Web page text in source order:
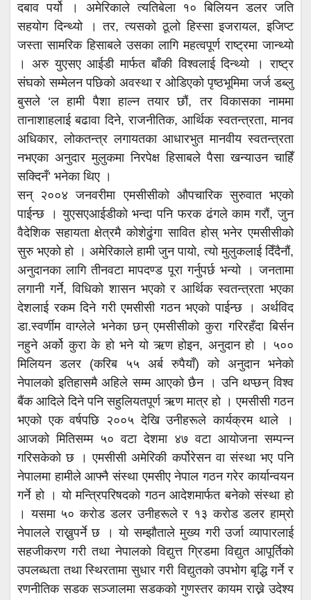
दबाव पर्यो । अमेरिकाले त्यतिबेला १० बिलियन डलर जति
सहयोग दिन्थ्यो । तर, त्यसको ठूलो हिस्सा इजरायल, इजिप्ट
जस्ता सामरिक हिसाबले उसका लागि महत्वपूर्ण राष्ट्रमा जान्थ्यो
। अरु युएसए आईडी मार्फत बाँकी विश्वलाई दिन्थ्यो । राष्ट्र
संघको सम्मेलन पछिको अवस्था र ओडिएको पृष्ठभूमिमा जर्ज डब्लु
बुसले ‘ल हामी पैशा हाल्न तयार छौं, तर विकासका नाममा
तानाशाहलाई बढावा दिने, राजनीतिक, आर्थिक स्वतन्त्रता, मानव
अधिकार, लोकतन्त्र लगायतका आधारभुत मानवीय स्वतन्त्रता
नभएका अनुदार मुलुकमा निरपेक्ष हिसाबले पैसा खन्याउन चाहिँ
सक्दिनँ’ भनेका थिए ।
सन् २००४ जनवरीमा एमसीसीको औपचारिक सुरुवात भएको
पाईन्छ । युएसएआईडीको भन्दा पनि फरक ढंगले काम गरौं, जुन
वैदेशिक सहायता क्षेत्रमै कोशेढुंगा सावित होस् भनेर एमसीसीको
सुरु भएको हो । अमेरिकाले हामी जुन पायो, त्यो मुलुकलाई दिँदैनौं,
अनुदानका लागि तीनवटा मापदण्ड पूरा गर्नुपर्छ भन्यो । जनतामा
लगानी गर्ने, विधिको शासन भएको र आर्थिक स्वतन्त्रता भएका
देशलाई रकम दिने गरी एमसीसी गठन भएको पाईन्छ । अर्थविद
डा.स्वर्णीम वाग्लेले भनेका छन् एमसीसीको कुरा गरिरहँदा बिर्सन
नहुने अर्को कुरा के हो भने यो ऋण होइन, अनुदान हो । ५००
मिलियन डलर (करिब ५५ अर्ब रुपैयाँ) को अनुदान भनेको
नेपालको इतिहासमै अहिले सम्म आएको छैन । उनि थप्छन् विश्व
बैंक आदिले दिने पनि सहुलियतपूर्ण ऋण मात्र हो । एमसीसी गठन
भएको एक वर्षपछि २००५ देखि उनीहरूले कार्यक्रम थाले ।
आजको मितिसम्म ५० वटा देशमा ४७ वटा आयोजना सम्पन्न
गरिसकेको छ । एमसीसी अमेरिकी कर्पोरेसन वा संस्था भए पनि
नेपालमा हामीले आफ्नै संस्था एमसीए नेपाल गठन गरेर कार्यान्वयन
गर्ने हो । यो मन्त्रिपरिषदको गठन आदेशमार्फत बनेको संस्था हो
। यसमा ५० करोड डलर उनीहरूले र १३ करोड डलर हाम्रो
नेपालले राख्नुपर्ने छ । यो सम्झौताले मुख्य गरी उर्जा व्यापारलाई
सहजीकरण गरी तथा नेपालको विद्युत्त ग्रिडमा विद्युत आपूर्तिको
उपलब्धता तथा स्थिरतामा सुधार गरी विद्युतको उपभोग बृद्धि गर्ने र
रणनीतिक सडक सञ्जालमा सडकको गुणस्तर कायम राख्ने उदेश्य